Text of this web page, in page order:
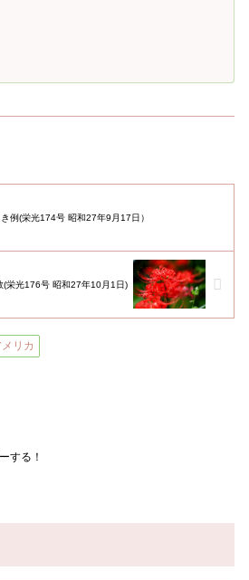
き例(栄光174号 昭和27年9月17日）
(栄光176号 昭和27年10月1日)
メリカ
する！